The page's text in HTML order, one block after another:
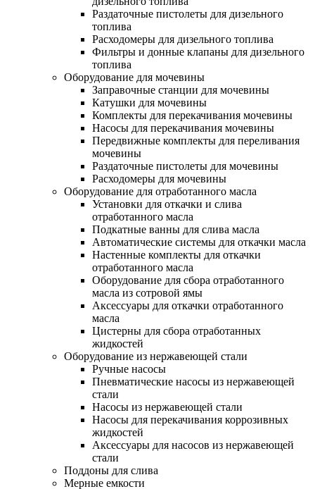
Раздаточные пистолеты для дизельного
топлива
Расходомеры для дизельного топлива
Фильтры и донные клапаны для дизельного
топлива
Оборудование для мочевины
Заправочные станции для мочевины
Катушки для мочевины
Комплекты для перекачивания мочевины
Насосы для перекачивания мочевины
Передвижные комплекты для переливания
мочевины
Раздаточные пистолеты для мочевины
Расходомеры для мочевины
Оборудование для отработанного масла
Установки для откачки и слива
отработанного масла
Подкатные ванны для слива масла
Автоматические системы для откачки масла
Настенные комплекты для откачки
отработанного масла
Оборудование для сбора отработанного
масла из сотровой ямы
Аксессуары для откачки отработанного
масла
Цистерны для сбора отработанных
жидкостей
Оборудование из нержавеющей стали
Ручные насосы
Пневматические насосы из нержавеющей
стали
Насосы из нержавеющей стали
Насосы для перекачивания коррозивных
жидкостей
Аксессуары для насосов из нержавеющей
стали
Поддоны для слива
Мерные емкости